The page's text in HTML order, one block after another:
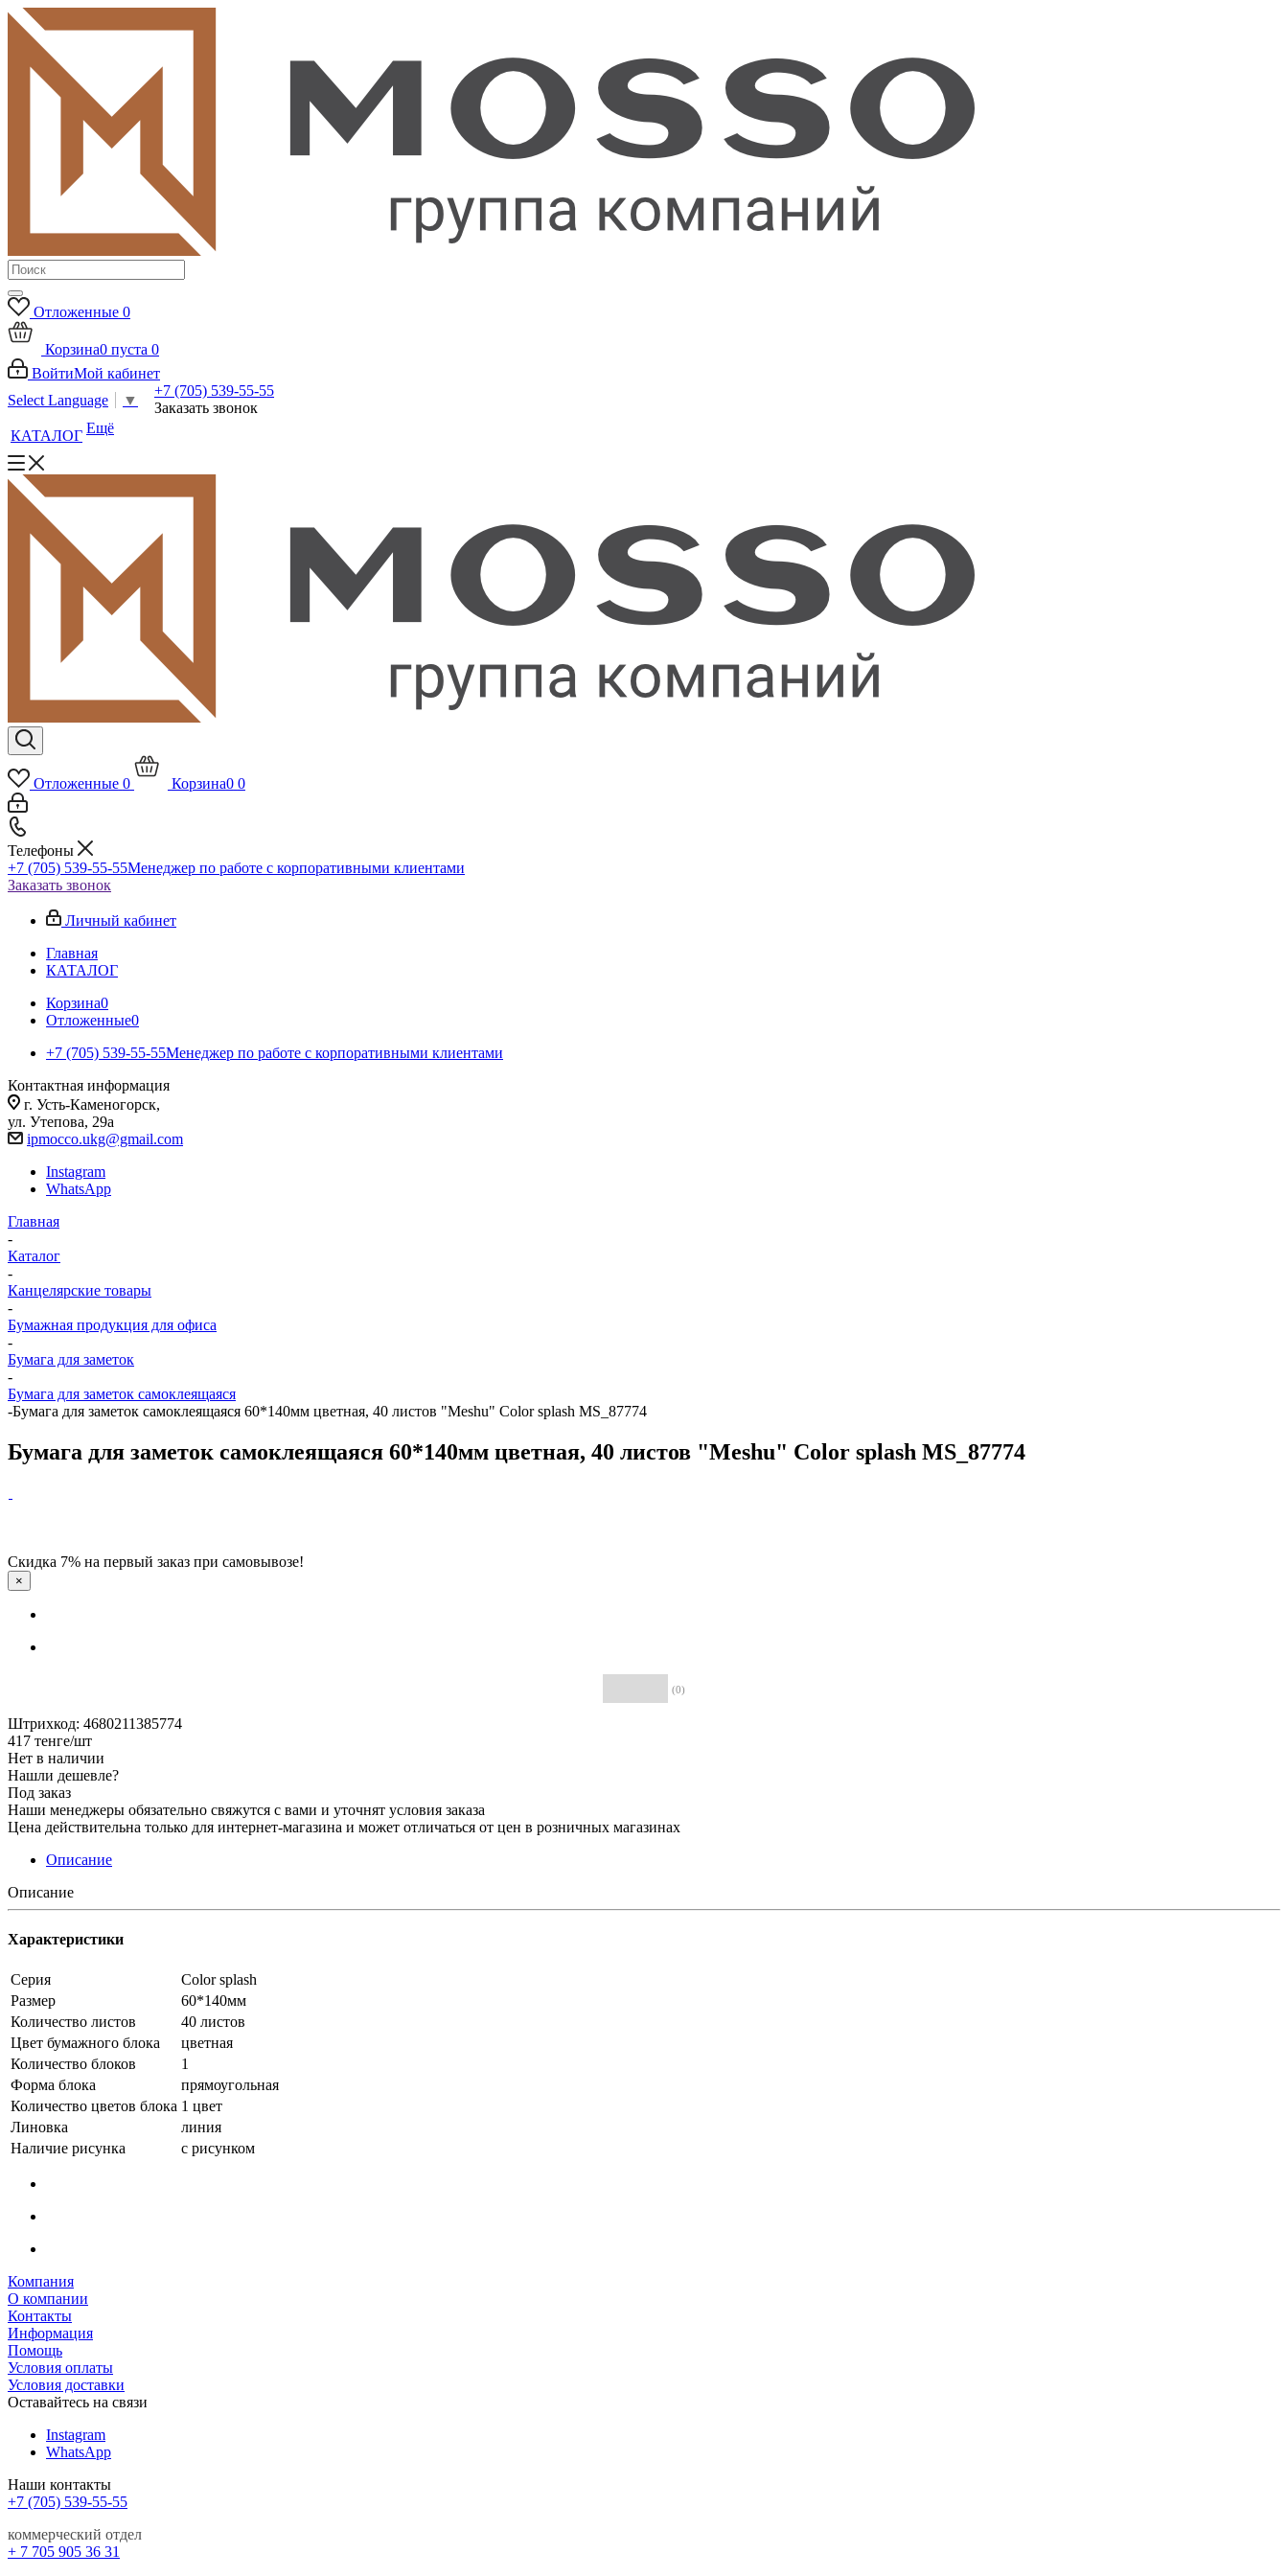
Отложенные 0
Корзина0 пуста 0
ВойтиМой кабинет
Select Language
▼
+7 (705) 539-55-55
Заказать звонок
КАТАЛОГ Ещё
Отложенные 0 Корзина0 0
Телефоны
+7 (705) 539-55-55Менеджер по работе с корпоративными клиентами
Заказать звонок
Личный кабинет
Главная
КАТАЛОГ
Корзина0
Отложенные0
+7 (705) 539-55-55Менеджер по работе с корпоративными клиентами
Контактная информация
г. Усть-Каменогорск,
ул. Утепова, 29а
ipmocco.ukg@gmail.com
Instagram
WhatsApp
Главная
-
Каталог
-
Канцелярские товары
-
Бумажная продукция для офиса
-
Бумага для заметок
-
Бумага для заметок самоклеящаяся
-Бумага для заметок самоклеящаяся 60*140мм цветная, 40 листов "Meshu" Color splash MS_87774
Бумага для заметок самоклеящаяся 60*140мм цветная, 40 листов "Meshu" Color splash MS_87774
Скидка 7% на первый заказ при самовывозе!
×
(0)
Штрихкод: 4680211385774
417 тенге/шт
Нет в наличии
Нашли дешевле?
Под заказ
Наши менеджеры обязательно свяжутся с вами и уточнят условия заказа
Цена действительна только для интернет-магазина и может отличаться от цен в розничных магазинах
Описание
Описание
Характеристики
Серия
Color splash
Размер
60*140мм
Количество листов
40 листов
Цвет бумажного блока
цветная
Количество блоков
1
Форма блока
прямоугольная
Количество цветов блока 1 цвет
Линовка
линия
Наличие рисунка
с рисунком
Компания
О компании
Контакты
Информация
Помощь
Условия оплаты
Условия доставки
Оставайтесь на связи
Instagram
WhatsApp
Наши контакты
+7 (705) 539-55-55
коммерческий отдел
+ 7 705 905 36 31